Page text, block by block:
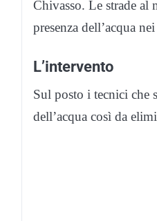
Chivasso. Le strade al
presenza dell’acqua
L’intervento
Sul posto i tecnici che
dell’acqua così da